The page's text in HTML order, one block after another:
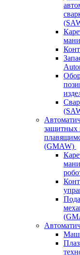
защитных
(GMAW)